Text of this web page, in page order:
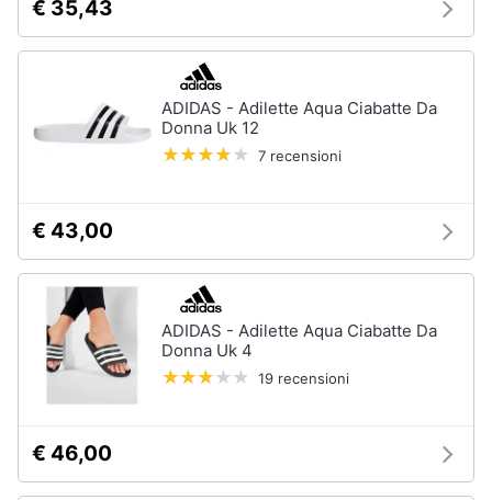
€ 35,43
ADIDAS - Adilette Aqua Ciabatte Da
Donna Uk 12
7 recensioni
€ 43,00
ADIDAS - Adilette Aqua Ciabatte Da
Donna Uk 4
19 recensioni
€ 46,00